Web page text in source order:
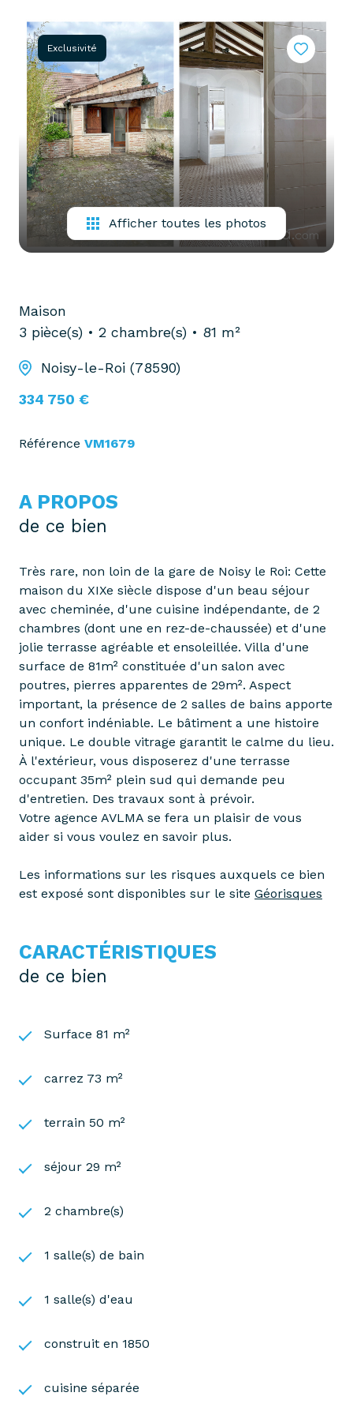
confiez-
nous
votre
recherche
acheter
biens
pro
louer
biens
pro
gestion
locative
vendre
mon
bien
confiez-
nous
votre
recherche
Exclusivité
Afficher toutes les photos
Maison
3 pièce(s)
2 chambre(s) 81 m²
Noisy-le-Roi (78590)
334 750 €
Référence VM1679
A PROPOS
de ce bien
Très rare, non loin de la gare de Noisy le Roi: Cette
maison du XIXe siècle dispose d'un beau séjour
avec cheminée, d'une cuisine indépendante, de 2
chambres (dont une en rez-de-chaussée) et d'une
jolie terrasse agréable et ensoleillée. Villa d'une
surface de 81m² constituée d'un salon avec
poutres, pierres apparentes de 29m². Aspect
important, la présence de 2 salles de bains apporte
un confort indéniable. Le bâtiment a une histoire
unique. Le double vitrage garantit le calme du lieu.
À l'extérieur, vous disposerez d'une terrasse
occupant 35m² plein sud qui demande peu
d'entretien. Des travaux sont à prévoir.
Votre agence AVLMA se fera un plaisir de vous
aider si vous voulez en savoir plus.
Les informations sur les risques auxquels ce bien
est exposé sont disponibles sur le site Géorisques
CARACTÉRISTIQUES
de ce bien
Surface 81 m²
carrez 73 m²
terrain 50 m²
séjour 29 m²
2 chambre(s)
1 salle(s) de bain
1 salle(s) d'eau
construit en 1850
cuisine séparée